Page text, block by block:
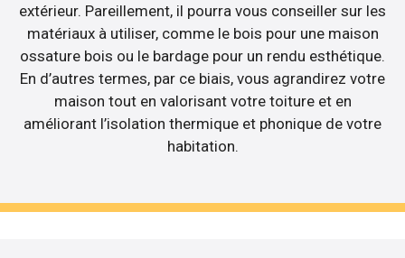
extérieur. Pareillement, il pourra vous conseiller sur les
matériaux à utiliser, comme le bois pour une maison
ossature bois ou le bardage pour un rendu esthétique.
En d’autres termes, par ce biais, vous agrandirez votre
maison tout en valorisant votre toiture et en
améliorant l’isolation thermique et phonique de votre
habitation.